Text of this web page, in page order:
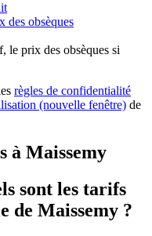
des obsèques
le prix des obsèques si
règles de confidentialité
(nouvelle fenêtre) de
à Maissemy
sont les tarifs
de Maissemy ?